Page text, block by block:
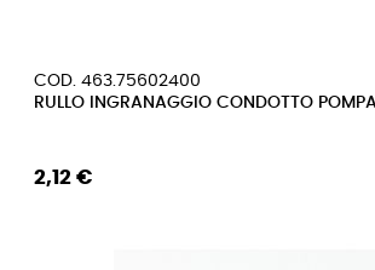
COD. 463.75602400
RULLO INGRANAGGIO CONDOTTO
2,12 €